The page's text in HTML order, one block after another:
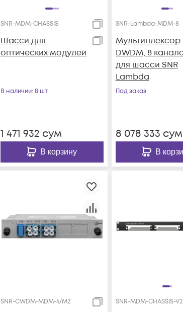
SNR-MDM-CHASSIS
Шасси для
оптических модулей
В наличии: 8 шт
1 471 932 сум
В корзину
SNR-Lambda-MDM-8
Мультиплексор
DWDM, 8
для шасси SNR
Lambda
Под заказ
8 078 333 сум
В
SNR-CWDM-MDM-4/M2 SNR-MDM-CHASSIS-V2